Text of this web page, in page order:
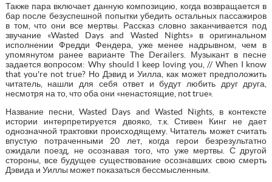
Также пара включает данную композицию, когда возвращается в
бар после безуспешной попытки убедить остальных пассажиров
в том, что они все мертвы. Рассказ словно заканчивается под
звучание «Wasted Days and Wasted Nights» в оригинальном
исполнении Фредди Фендера, уже менее надрывном, чем в
упомянутом ранее варианте The Derailers. Музыкант в песне
задается вопросом: Why should I keep loving you, // When I know
that you're not true? Но Дэвид и Уилла, как может предположить
читатель, нашли для себя ответ и будут любить друг друга,
несмотря на то, что оба они «ненастоящие, not true».
Название песни, Wasted Days and Wasted Nights, в контексте
истории интерпретируется двояко, т.к. Стивен Кинг не дает
однозначной трактовки происходящему. Читатель может считать
впустую потраченными 20 лет, когда герои безрезультатно
ожидали поезд, не осознавая того, что уже мертвы. С другой
стороны, все будущее существование осознавших свою смерть
Дэвида и Уиллы может показаться бессмысленным.